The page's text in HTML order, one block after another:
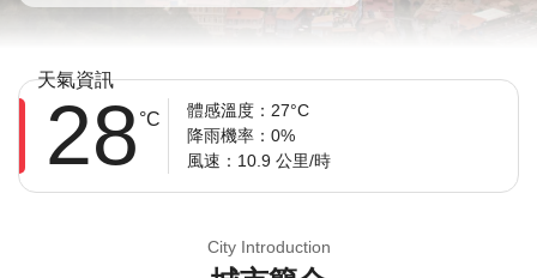
天氣資訊
28 °C
體感溫度：27°C
降雨機率：0%
風速：10.9 公里/時
City Introduction